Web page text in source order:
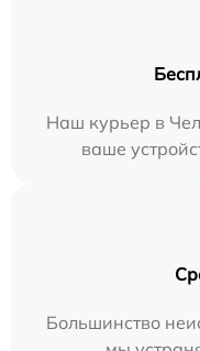
Наш курьер в
ваше
Большинство